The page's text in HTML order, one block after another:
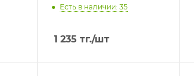
Есть в наличии: 35
1 235 тг./шт